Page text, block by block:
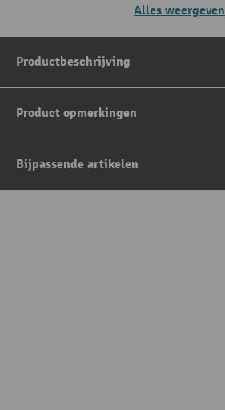
Alles weergeven
Productbeschrijving
Product opmerkingen
Bijpassende artikelen